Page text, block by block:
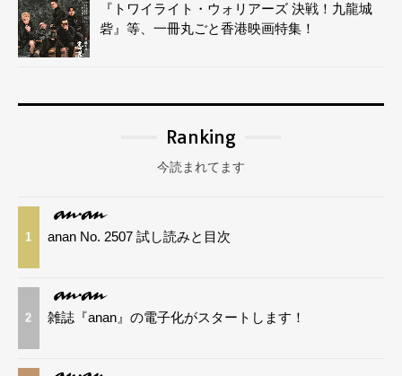
『トワイライト・ウォリアーズ 決戦！九龍城
砦』等、一冊丸ごと香港映画特集！
Ranking
今読まれてます
1 anan No. 2507 試し読みと目次
2 雑誌『anan』の電子化がスタートします！